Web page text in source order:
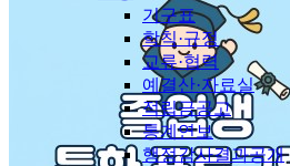
기구표
학칙·규정
교류·협력
예결산·자료실
적립금공고
통계연보
행정감사결과공개